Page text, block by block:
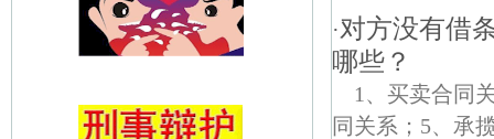
·对方没有借
哪些？
1、买卖合同
同关系；5、承